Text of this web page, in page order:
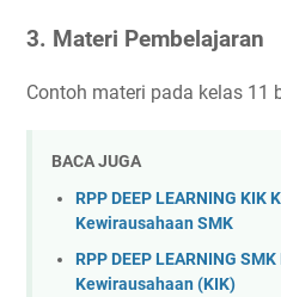
3. Materi Pembelajaran
Contoh materi pada kelas 11
BACA JUGA
RPP DEEP LEARNING
Kewirausahaan SMK
RPP DEEP LEARNING
Kewirausahaan (KIK)